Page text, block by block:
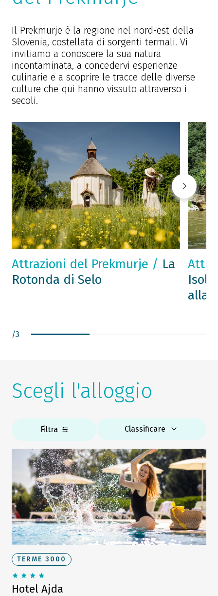
Il Prekmurje è la regione nel nord-est della
Slovenia, costellata di sorgenti termali. Vi
invitiamo a conoscere la sua natura
incontaminata, a concedervi esperienze
culinarie e a scoprire le tracce delle diverse
culture che qui hanno vissuto attraverso i
secoli.
Attrazioni del Prekmurje / La
Rotonda di Selo
alla
/3
Scegli l'alloggio
Filtra Classificare
TERME 3000
Hotel Ajda